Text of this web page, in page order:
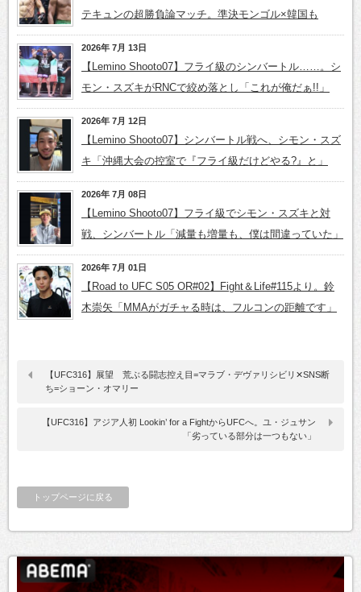
テキュンの超勝負論マッチ。準決モンゴル×韓国も
2026年 7月 13日
【Lemino Shooto07】フライ級のシンバートル……。シ
モン・スズキがRNCで絞め落とし「これが俺だぁ!!」
2026年 7月 12日
【Lemino Shooto07】シンバートル戦へ、シモン・スズ
キ「沖縄大会の控室で『フライ級だけどやる?』と」
2026年 7月 08日
【Lemino Shooto07】フライ級でシモン・スズキと対
戦、シンバートル「減量も増量も、僕は間違っていた」
2026年 7月 01日
【Road to UFC S05 OR#02】Fight＆Life#115より。鈴
木崇矢「MMAがガチャる時は、フルコンの距離です」
【UFC316】展望 荒ぶる闘志控え目=マラブ・デヴァリシビリ✕SNS断
ち=ショーン・オマリー
【UFC316】アジア人初 Lookin’ for a FightからUFCへ。ユ・ジュサン
「劣っている部分は一つもない」
トップページに戻る